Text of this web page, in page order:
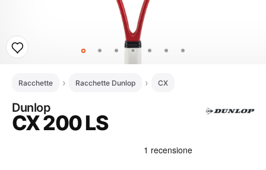
Racchette Racchette Dunlop CX
Dunlop
CX 200 LS